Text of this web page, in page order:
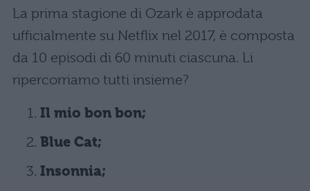
La prima stagione di Ozark è approdata
ufficialmente su Netflix nel 2017, è composta
da 10 episodi di 60 minuti ciascuna. Li
ripercorriamo tutti insieme?
Il mio bon bon;
Blue Cat;
Insonnia;